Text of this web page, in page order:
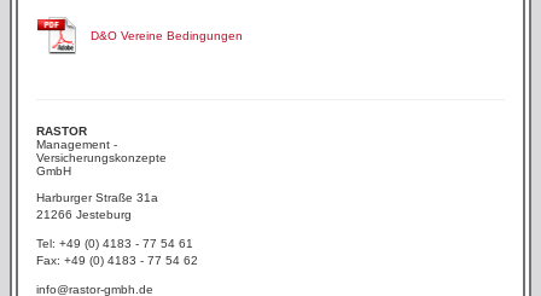
D&O Vereine Bedingungen
RASTOR
Management -
Versicherungskonzepte
GmbH
Harburger Straße 31a
21266 Jesteburg
Tel: +49 (0) 4183 - 77 54 61
Fax: +49 (0) 4183 - 77 54 62
info@rastor-gmbh.de